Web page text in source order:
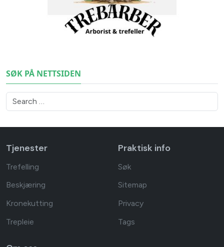
SØK PÅ NETTSIDEN
Search
Tjenester
Trefelling
Beskjæring
Kronekutting
Trepleie
Praktisk info
Søk
Sitemap
Privacy
Tags